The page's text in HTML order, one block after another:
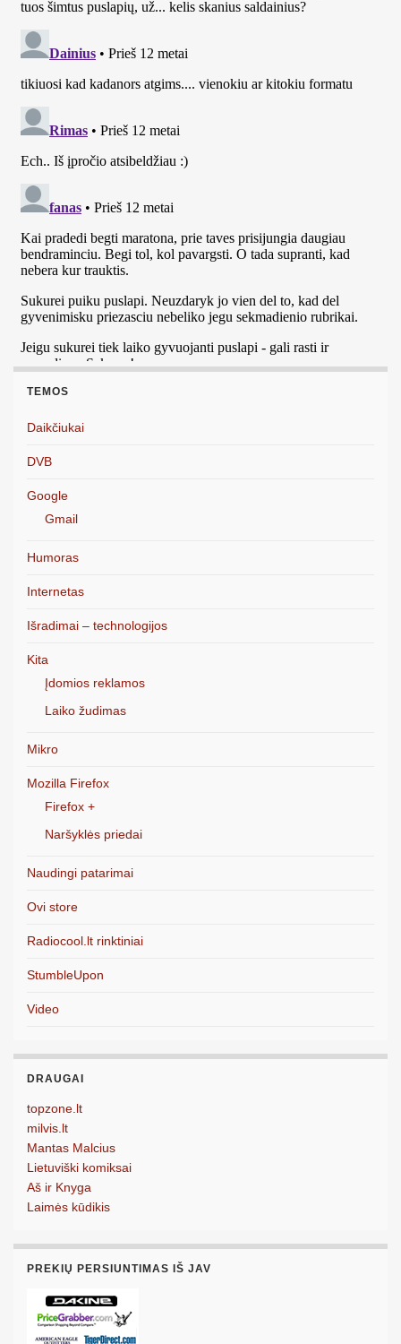
TEMOS
Daikčiukai
DVB
Google
Gmail
Humoras
Internetas
Išradimai – technologijos
Kita
Įdomios reklamos
Laiko žudimas
Mikro
Mozilla Firefox
Firefox +
Naršyklės priedai
Naudingi patarimai
Ovi store
Radiocool.lt rinktiniai
StumbleUpon
Video
DRAUGAI
topzone.lt
milvis.lt
Mantas Malcius
Lietuviški komiksai
Aš ir Knyga
Laimės kūdikis
PREKIŲ PERSIUNTIMAS IŠ JAV